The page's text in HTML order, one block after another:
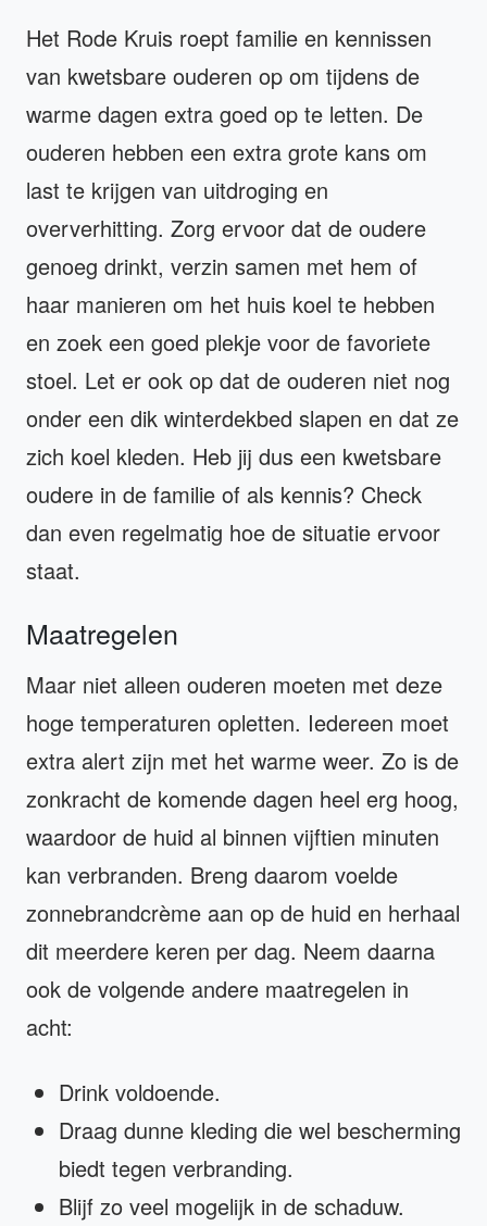
Het Rode Kruis roept familie en kennissen
van kwetsbare ouderen op om tijdens de
warme dagen extra goed op te letten. De
ouderen hebben een extra grote kans om
last te krijgen van uitdroging en
oververhitting. Zorg ervoor dat de oudere
genoeg drinkt, verzin samen met hem of
haar manieren om het huis koel te hebben
en zoek een goed plekje voor de favoriete
stoel. Let er ook op dat de ouderen niet nog
onder een dik winterdekbed slapen en dat ze
zich koel kleden. Heb jij dus een kwetsbare
oudere in de familie of als kennis? Check
dan even regelmatig hoe de situatie ervoor
staat.
Maatregelen
Maar niet alleen ouderen moeten met deze
hoge temperaturen opletten. Iedereen moet
extra alert zijn met het warme weer. Zo is de
zonkracht de komende dagen heel erg hoog,
waardoor de huid al binnen vijftien minuten
kan verbranden. Breng daarom voelde
zonnebrandcrème aan op de huid en herhaal
dit meerdere keren per dag. Neem daarna
ook de volgende andere maatregelen in
acht:
Drink voldoende.
Draag dunne kleding die wel bescherming
biedt tegen verbranding.
Blijf zo veel mogelijk in de schaduw.